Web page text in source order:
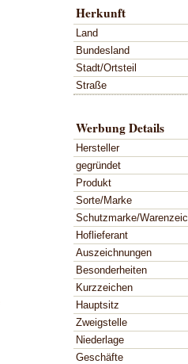
Herkunft
Land
Bundesland
Stadt/Ortsteil
Straße
Werbung Details
Hersteller
gegründet
Produkt
Sorte/Marke
Schutzmarke/
Hoflieferant
Auszeichnungen
Besonderheiten
Kurzzeichen
Hauptsitz
Zweigstelle
Niederlage
Geschäfte